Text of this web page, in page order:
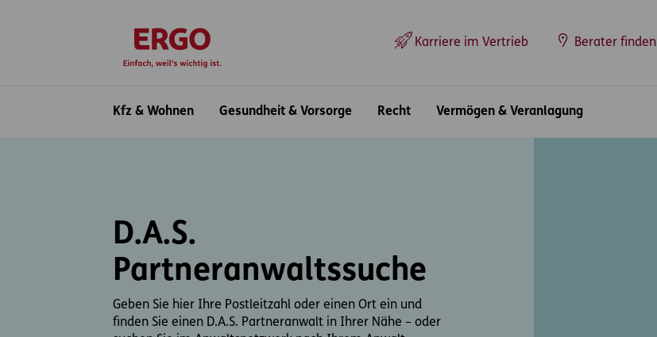
Karriere im Vertrieb Berater finden
Kfz & Wohnen
Gesundheit & Vorsorge Recht Vermögen & Veranlagung
D.A.S.
Partneranwaltssuche
Geben Sie hier Ihre Postleitzahl oder einen Ort ein und
finden Sie einen D.A.S. Partneranwalt in Ihrer Nähe – oder